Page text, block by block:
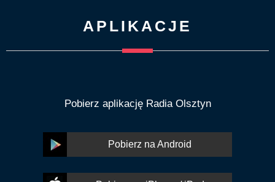
APLIKACJE
Pobierz aplikację Radia Olsztyn
Pobierz na Android